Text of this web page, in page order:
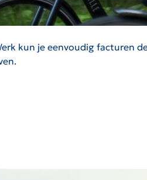
kun je eenvoudig facturen